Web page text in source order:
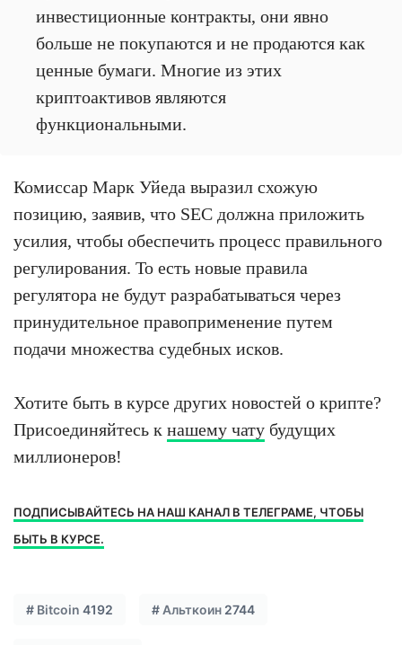
инвестиционные контракты, они явно
больше не покупаются и не продаются как
ценные бумаги. Многие из этих
криптоактивов являются
функциональными.
Комиссар Марк Уйеда выразил схожую
позицию, заявив, что SEC должна приложить
усилия, чтобы обеспечить процесс правильного
регулирования. То есть новые правила
регулятора не будут разрабатываться через
принудительное правоприменение путем
подачи множества судебных исков.
Хотите быть в курсе других новостей о крипте?
Присоединяйтесь к нашему чату будущих
миллионеров!
ПОДПИСЫВАЙТЕСЬ НА НАШ КАНАЛ В ТЕЛЕГРАМЕ, ЧТОБЫ
БЫТЬ В КУРСЕ.
# Bitcoin 4192 # Альткоин 2744